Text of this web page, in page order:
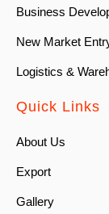
Business
New Market
Logistics &
Quick Links
About Us
Export
Gallery